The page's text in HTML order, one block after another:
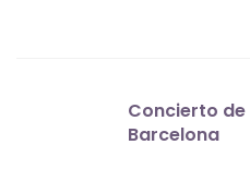
Concierto de
Barcelona